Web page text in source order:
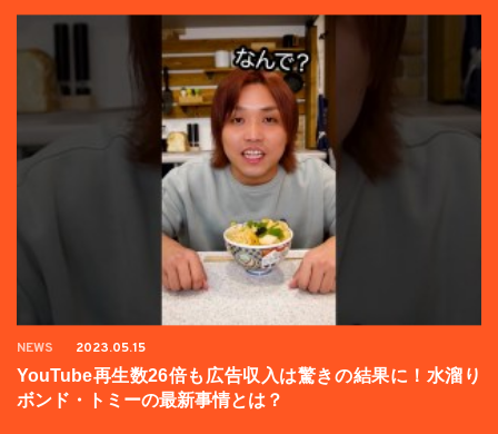
NEWS 2023.05.15
YouTube再生数26倍も広告収入は驚きの結果に！水溜り
ボンド・トミーの最新事情とは？